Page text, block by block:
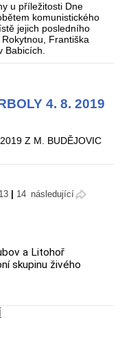
u příležitosti Dne
komunistického
jejich posledního
Františka
Babicích.
4. 8. 2019
Z M. BUDĚJOVIC
13 14 následující
a Litohoř
skupinu živého